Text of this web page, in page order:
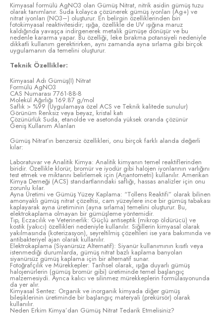
Kimyasal formülü AgNO3 olan Gümüş Nitrat, nitrik asidin gümüş tuzu
olarak tanımlanır. Suda kolayca çözünerek gümüş iyonları (Ag+) ve
nitrat iyonları (NO3–) oluşturur. En belirgin özelliklerinden biri
fotokimyasal reaktivitesidir; ışığa, özellikle de UV ışığına maruz
kaldığında yavaşça indirgenerek metalik gümüşe dönüşür ve bu
nedenle kararma yapar. Bu özelliği, leke bırakma potansiyeli nedeniyle
dikkatli kullanım gerektirirken, aynı zamanda ayna sırlama gibi birçok
uygulamanın da temelini oluşturur.
Teknik Özellikler:
Kimyasal Adı Gümüş(I) Nitrat
Formülü AgNO3
CAS Numarası 7761-88-8
Molekül Ağırlığı 169.87 g/mol
Saflık > %99 (Uygulamaya özel ACS ve Teknik kalitede sunulur)
Görünüm Renksiz veya beyaz, kristal katı
Çözünürlük Suda, etanolde ve asetonda yüksek oranda çözünür
Geniş Kullanım Alanları
Gümüş Nitrat’ın benzersiz özellikleri, onu birçok farklı alanda değerli
kılar:
Laboratuvar ve Analitik Kimya: Analitik kimyanın temel reaktiflerinden
biridir. Özellikle klorür, bromür ve iyodür gibi halojen iyonlarının varlığını
test etmek ve miktarını belirlemek için (Arjantometri) kullanılır. Amerikan
Kimya Derneği (ACS) standartlarındaki saflığı, hassas analizler için onu
zorunlu kılar.
Ayna Üretimi ve Gümüş Yüzey Kaplama: “Tollens Reaktifi” olarak bilinen
amonyaklı gümüş nitrat çözeltisi, cam yüzeylere ince bir gümüş tabakası
kaplayarak ayna üretiminin (ayna sırlama) temelini oluşturur. Bu,
elektrokaplama olmayan bir gümüşleme yöntemidir.
Tıp, Eczacılık ve Veterinerlik: Güçlü antiseptik (mikrop öldürücü) ve
kostik (yakıcı) özellikleri nedeniyle kullanılır. Siğillerin kimyasal olarak
yakılmasında (koterizasyon), seyreltilmiş çözeltileri ise yara bakımında ve
antibakteriyel ajan olarak kullanılır.
Elektrokaplama (Siyanürsüz Alternatif): Siyanür kullanımının kısıtlı veya
istenmediği durumlarda, gümüş nitrat bazlı kaplama banyoları
siyanürsüz gümüş kaplama için bir alternatif sunar.
Fotoğrafçılık ve Mürekkepler: Tarihsel olarak, ışığa duyarlı gümüş
halojenürlerin (gümüş bromür gibi) üretiminde temel başlangıç
malzemesiydi. Ayrıca kalıcı ve silinmez mürekkeplerin formülasyonunda
da yer alır.
Kimyasal Sentez: Organik ve inorganik kimyada diğer gümüş
bileşiklerinin üretiminde bir başlangıç materyali (prekürsör) olarak
kullanılır.
Neden Erkim Kimya’dan Gümüş Nitrat Tedarik Etmelisiniz?